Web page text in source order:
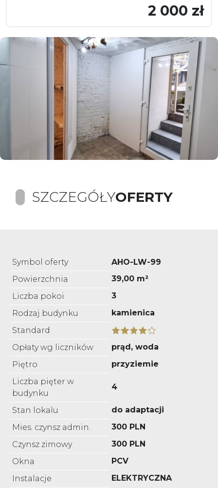
2 000 zł
SZCZEGÓŁYOFERTY
Symbol oferty
AHO-LW-99
Powierzchnia
39,00 m²
Liczba pokoi
3
Rodzaj budynku
kamienica
Standard
Opłaty wg liczników
prąd, woda
Piętro
przyziemie
Liczba pięter w
budynku
4
Stan lokalu
do adaptacji
Mies. czynsz admin.
300 PLN
Czynsz zimowy
300 PLN
Okna
PCV
Instalacje
ELEKTRYCZNA